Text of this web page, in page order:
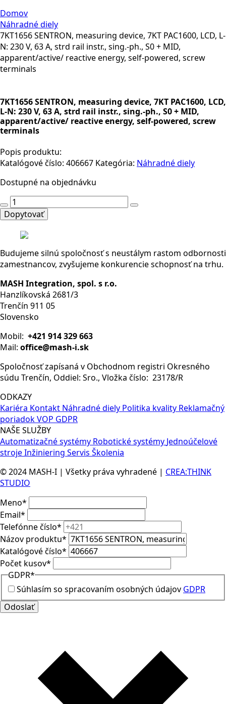
Domov
Náhradné diely
7KT1656 SENTRON, measuring device, 7KT PAC1600, LCD, L-
N: 230 V, 63 A, strd rail instr., sing.-ph., S0 + MID,
apparent/active/ reactive energy, self-powered, screw
terminals
7KT1656 SENTRON, measuring device, 7KT PAC1600, LCD,
L-N: 230 V, 63 A, strd rail instr., sing.-ph., S0 + MID,
apparent/active/ reactive energy, self-powered, screw
terminals
Popis produktu:
Katalógové číslo: 406667 Kategória: Náhradné diely
Dostupné na objednávku
množstvo
7KT1656
SENTRON,
measuring
7KT
PAC1600,
LCD,
L-
N:
230
V,
63
A,
rail
instr.,
ph.,
S0
+
MID,
apparent/active/
reactive
energy,
self-
powered,
screw
terminals
Dopytovať
Budujeme silnú spoločnosť s neustálym rastom odbornosti
zamestnancov, zvyšujeme konkurencie schopnosť na trhu.
MASH Integration, spol. s r.o.
Hanzlíkovská 2681/3
Trenčín 911 05
Slovensko
Mobil: +421 914 329 663
Mail: office@mash-i.sk
Spoločnosť zapísaná v Obchodnom registri Okresného
súdu Trenčín, Oddiel: Sro., Vložka číslo: 23178/R
ODKAZY
Kariéra Kontakt Náhradné diely Politika kvality Reklamačný
poriadokVOP GDPR
NAŠE SLUŽBY
Automatizačné systémy Robotické systémy Jednoúčelové
strojeInžiniering Servis Školenia
© 2024 MASH-I | Všetky práva vyhradené | CREA:THINK
STUDIO
Meno*
Email*
Telefónne číslo*
Názov produktu*
Katalógové číslo*
Počet kusov*
GDPR*
Súhlasím so spracovaním osobných údajov GDPR
Odoslať